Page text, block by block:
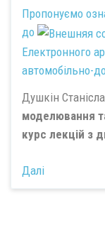
Пропонуємо
до
Електронного
автомобільно-
Душкін
моделювання
курс лекцій з
Далі